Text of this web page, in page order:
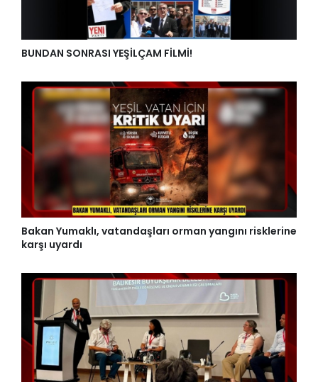
BUNDAN SONRASI YEŞİLÇAM FİLMİ!
Bakan Yumaklı, vatandaşları orman yangını risklerine
karşı uyardı